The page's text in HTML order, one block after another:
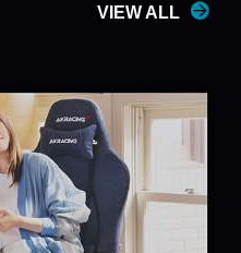
VIEW ALL